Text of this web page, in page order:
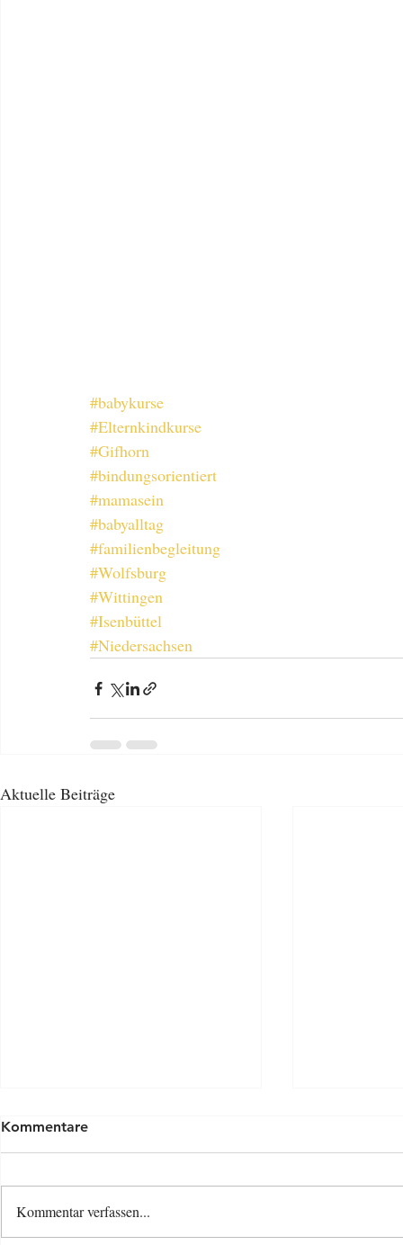
#babykurse
#Elternkindkurse
#Gifhorn
#bindungsorientiert
#mamasein
#babyalltag
#familienbegleitung
#Wolfsburg
#Wittingen
#Isenbüttel
#Niedersachsen
Aktuelle Beiträge
Kommentare
Kommentar verfassen...